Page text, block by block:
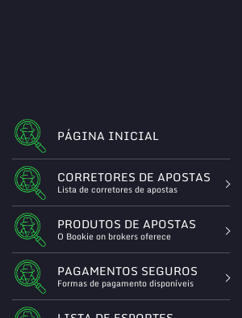
PÁGINA INICIAL
CORRETORES DE APOSTAS
Lista de corretores de apostas
PRODUTOS DE APOSTAS
O Bookie on brokers oferece
PAGAMENTOS SEGUROS
Formas de pagamento disponíveis